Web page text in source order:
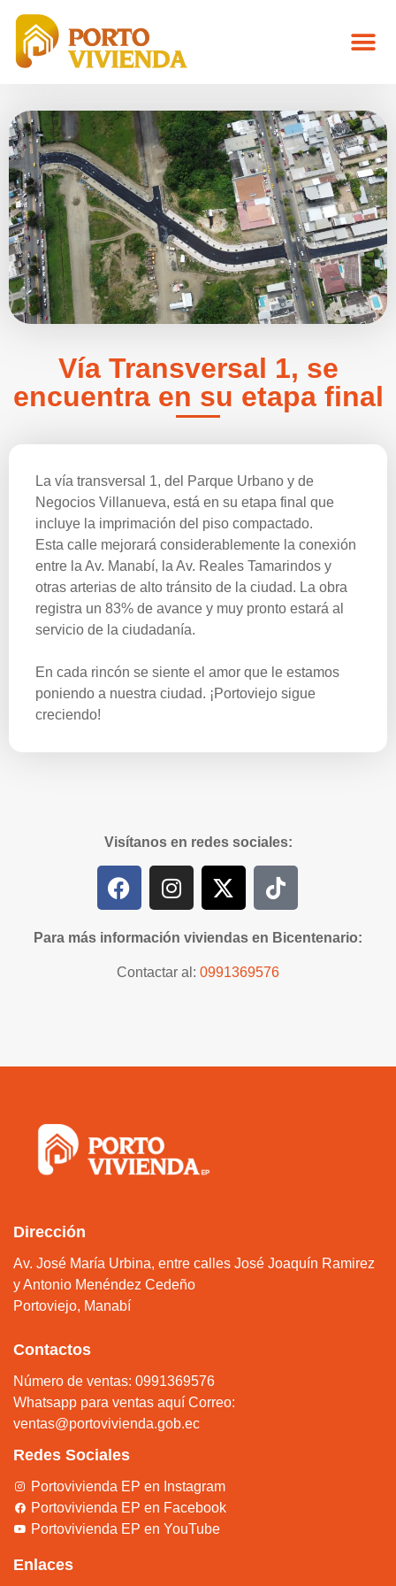
Vía Transversal 1, se
encuentra en su etapa final
La vía transversal 1, del Parque Urbano y de
Negocios Villanueva, está en su etapa final que
incluye la imprimación del piso compactado.
Esta calle mejorará considerablemente la conexión
entre la Av. Manabí, la Av. Reales Tamarindos y
otras arterias de alto tránsito de la ciudad. La obra
registra un 83% de avance y muy pronto estará al
servicio de la ciudadanía.
En cada rincón se siente el amor que le estamos
poniendo a nuestra ciudad. ¡Portoviejo sigue
creciendo!
Visítanos en redes sociales:
Para más información viviendas en Bicentenario:
Contactar al: 0991369576
Dirección
Av. José María Urbina, entre calles José Joaquín Ramirez
y Antonio Menéndez Cedeño
Portoviejo, Manabí
Contactos
Número de ventas: 0991369576
Whatsapp para ventas aquí Correo:
ventas@portovivienda.gob.ec
Redes Sociales
Portovivienda EP en Instagram
Portovivienda EP en Facebook
Portovivienda EP en YouTube
Enlaces